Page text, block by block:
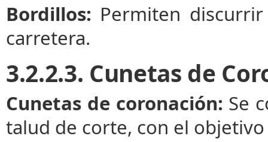
Bordillos: Permiten
carretera.
3.2.2.3. Cunetas de
Cunetas de coronación: Se
talud de corte, con el